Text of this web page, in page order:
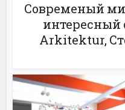
Современый
интересный
Arkitektur,